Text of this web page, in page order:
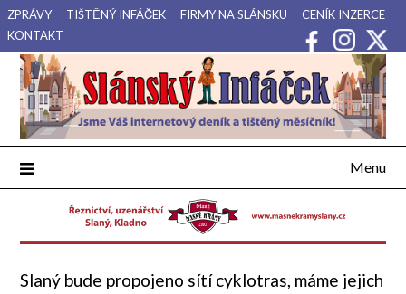
Přejdi
na
obsah
ZPRÁVY TIŠTĚNÝ INFÁČEK FIRMY NA SLÁNSKU
CENÍK INZERCE
KONTAKT
Slánský Infáček
Váš internetový deník a tištěný měsíčník pro Slánsko, Kladensko
a Lounsko.
Menu
Slaný bude propojeno sítí cyklotras, máme jejich